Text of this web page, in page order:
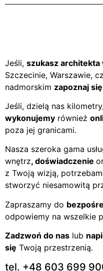
Jeśli, szukasz
Szczecinie, Warszawie,
nadmorskim zapoznaj się
Jeśli, dzielą nas
wykonujemy również
poza jej granicami.
Nasza szeroka gama
wnętrz, doświadczenie
z Twoją wizją,
stworzyć niesamowitą
Zapraszamy do
odpowiemy na wszelkie
Zadzwoń do nas lub
się Twoją przestrzenią.
tel. +48 603 699